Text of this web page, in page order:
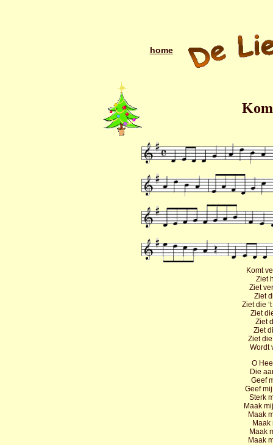
home
Komt
Ziet
Ziet
Ziet
Ziet die
Ziet
Ziet
Ziet
Ziet
Wordt
O
Die
Geef
Geef
Sterk
Maak
Maak
Maak
Maak